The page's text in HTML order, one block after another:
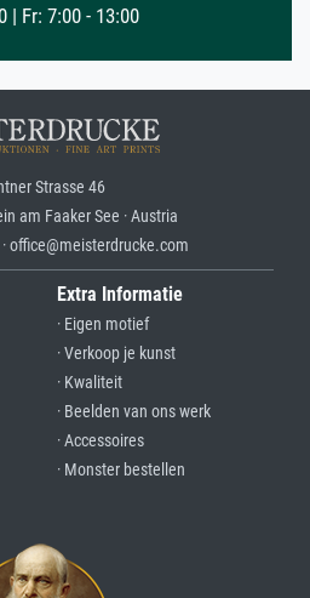
| Fr: 7:00 - 13:00
Strasse 46
am Faaker See · Austria
office@meisterdrucke.com
Extra Informatie
· Eigen motief
· Verkoop je kunst
· Kwaliteit
· Beelden van ons werk
· Accessoires
· Monster bestellen